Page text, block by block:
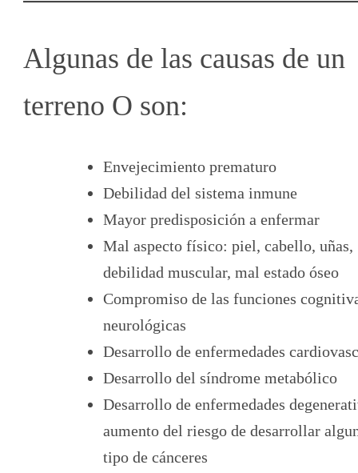
Algunas de las causas de un
terreno O son:
Envejecimiento prematuro
Debilidad del sistema inmune
Mayor predisposición a enfermar
Mal aspecto físico: piel, cabello, uñas,
debilidad muscular, mal estado óseo
Compromiso de las funciones
neurológicas
Desarrollo de enfermedades
Desarrollo del síndrome metabólico
Desarrollo de enfermedades
aumento del riesgo de desarrollar
tipo de cánceres